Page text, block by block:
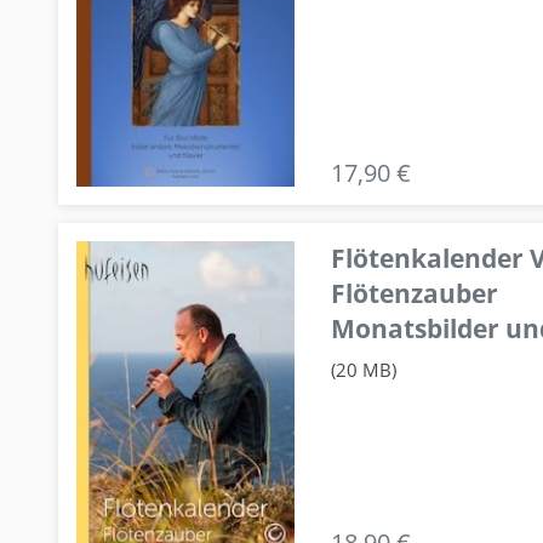
17,90 €
Flötenkalender
Flötenzauber
Monatsbilder
(20 MB)